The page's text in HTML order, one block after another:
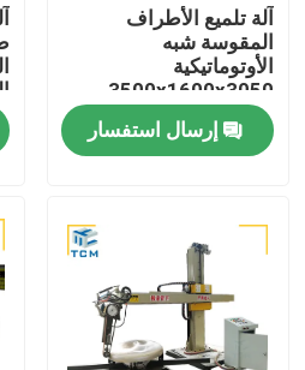
المنتجات
حولنا
آلة تلميع الأطراف
المقوسة شبه
الأوتوماتيكية
2500 كجم بكفاءة 8-12
متر مربع في الساعة
إرسال استفسار